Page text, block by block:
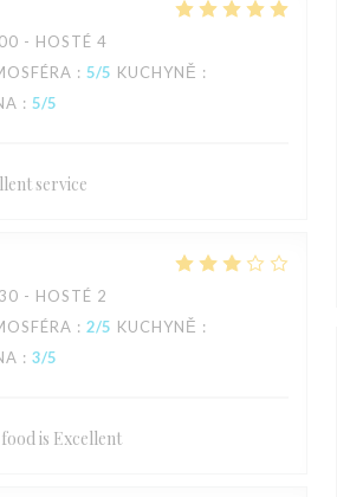
- HOSTÉ 4
: 5/5 KUCHYNĚ :
: 5/5
service
- HOSTÉ 2
: 2/5 KUCHYNĚ :
: 3/5
is Excellent